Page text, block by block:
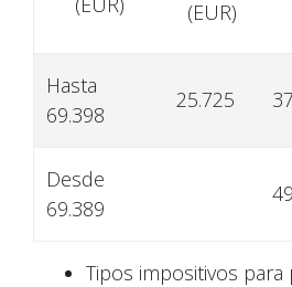
(EUR)
Hasta
69.398
25.725
Desde
69.389
Tipos impositivos para